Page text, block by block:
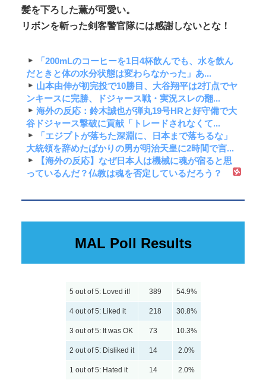
髪を下ろした薫が可愛い。
リボンを斬った剣客警官隊には感謝しないとな！
「200mLのコーヒーを1日4杯飲んでも、水を飲ん
だときと体の水分状態は変わらなかった」あ...
山本由伸が初完投で10勝目、大谷翔平は2打点でヤ
ンキースに完勝、ドジャース戦・実況スレの翻...
海外の反応：鈴木誠也が弾丸19号HRと好守備で大
谷ドジャース撃破に貢献「トレードされなくて...
「エジプトが落ちた深淵に、日本まで落ちるな」
大統領を辞めたばかりの男が明治天皇に2時間で言...
【海外の反応】なぜ日本人は機械に魂が宿ると思
っているんだ？仏教は魂を否定しているだろう？
MAL Poll Results
5 out of 5: Loved it! 389 54.9%
4 out of 5: Liked it 218 30.8%
3 out of 5: It was OK 73 10.3%
2 out of 5: Disliked it 14 2.0%
1 out of 5: Hated it 14 2.0%